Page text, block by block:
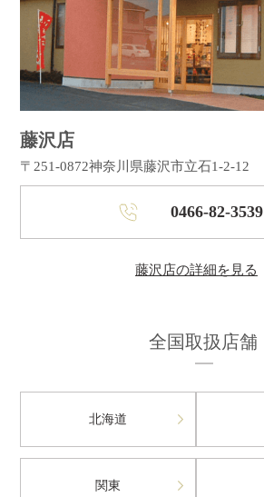
藤沢店
〒251-0872神奈川県藤沢市立石1-2-12
0466-82-3539
藤沢店の詳細を見る
全国取扱店舗
北海道
関東